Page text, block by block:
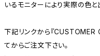
いるモニターにより実際の色
下記リンクから『CUSTOMER
てからご注文下さい。